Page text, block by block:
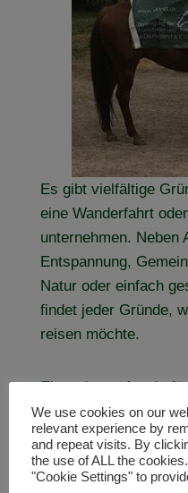
Es gibt vielfältige
eine Wanderfahrt
unternehmen. Neben
Entspannung,
Natur oder einfach
findet jeder Gründe,
reisen möchte.
Ein weiterer Anreiz
Pferd kann ein
bieten euch
Erfahrung und
könnt.
We use cookies on our
relevant experience by
and repeat visits. By
the use of ALL the
"Cookie Settings" to